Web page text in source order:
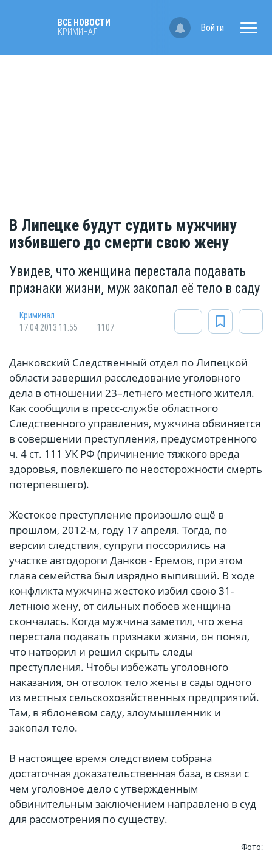
ВСЕ НОВОСТИ
КРИМИНАЛ
Войти
В Липецке будут судить мужчину
избившего до смерти свою жену
Увидев, что женщина перестала подавать
признаки жизни, муж закопал её тело в саду
Криминал
17.04.2013 11:55
1107
Данковский Следственный отдел по Липецкой
области завершил расследование уголовного
дела в отношении 23–летнего местного жителя.
Как сообщили в пресс-службе областного
Следственного управления, мужчина обвиняется
в совершении преступления, предусмотренного
ч. 4 ст. 111 УК РФ (причинение тяжкого вреда
здоровья, повлекшего по неосторожности смерть
потерпевшего).
Жестокое преступление произошло ещё в
прошлом, 2012-м, году 17 апреля. Тогда, по
версии следствия, супруги поссорились на
участке автодороги Данков - Еремов, при этом
глава семейства был изрядно выпивший. В ходе
конфликта мужчина жестоко избил свою 31-
летнюю жену, от сильных побоев женщина
скончалась. Когда мужчина заметил, что жена
перестала подавать признаки жизни, он понял,
что натворил и решил скрыть следы
преступления. Чтобы избежать уголовного
наказания, он отволок тело жены в сады одного
из местных сельскохозяйственных предприятий.
Там, в яблоневом саду, злоумышленник и
закопал тело.
В настоящее время следствием собрана
достаточная доказательственная база, в связи с
чем уголовное дело с утвержденным
обвинительным заключением направлено в суд
для рассмотрения по существу.
Фото: